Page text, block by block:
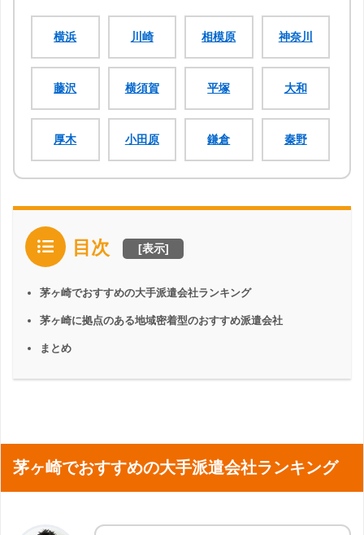
横浜 川崎 相模原 神奈川
藤沢 横須賀 平塚 大和
厚木 小田原 鎌倉 秦野
目次 [表示]
茅ヶ崎でおすすめの大手派遣会社ランキング
茅ヶ崎に拠点のある地域密着型のおすすめ派遣会社
まとめ
茅ヶ崎でおすすめの大手派遣会社ランキング